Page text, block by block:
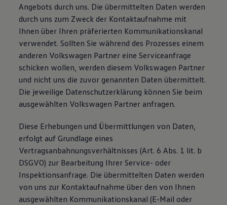
Angebots durch uns. Die übermittelten Daten werden
durch uns zum Zweck der Kontaktaufnahme mit
Ihnen über Ihren präferierten Kommunikationskanal
verwendet. Sollten Sie während des Prozesses einem
anderen Volkswagen Partner eine Serviceanfrage
schicken wollen, werden diesem Volkswagen Partner
und nicht uns die zuvor genannten Daten übermittelt.
Die jeweilige Datenschutzerklärung können Sie beim
ausgewählten Volkswagen Partner anfragen.
Diese Erhebungen und Übermittlungen von Daten,
erfolgt auf Grundlage eines
Vertragsanbahnungsverhältnisses (Art. 6 Abs. 1 lit. b
DSGVO) zur Bearbeitung Ihrer Service- oder
Inspektionsanfrage. Die übermittelten Daten werden
von uns zur Kontaktaufnahme über den von Ihnen
ausgewählten Kommunikationskanal (E-Mail oder